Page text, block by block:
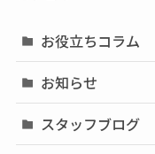
お役立ちコラム
お知らせ
スタッフブログ